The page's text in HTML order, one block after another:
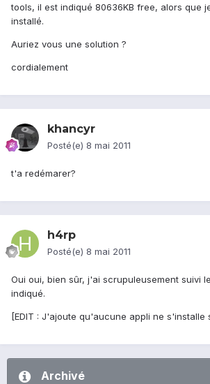
tools, il est indiqué 80636KB free, alors que
installé.
Auriez vous une solution ?
cordialement
khancyr
Posté(e) 8 mai 2011
t'a redémarer?
h4rp
Posté(e) 8 mai 2011
Oui oui, bien sûr, j'ai scrupuleusement suivi
indiqué.
[EDIT : J'ajoute qu'aucune appli ne s'installe
Archivé